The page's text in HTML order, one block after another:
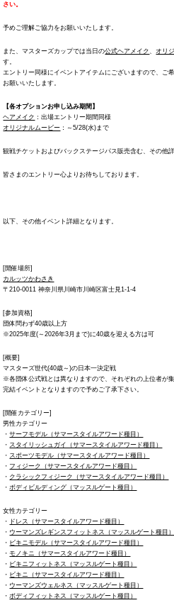
さい。
予めご理解ご協力をお願いいたします。
また、マスターズカップでは当日の公式ヘアメイク 、オリ
す。
エントリー同様にイベントアイテムにございますので、ご
お願いいたします。
【各オプションお申し込み期間】
ヘアメイク ：出場エントリー期間同様
オリジナルムービー ：～5/28(水)まで
観戦チケットおよびバックステージパス販売含む、その他
皆さまのエントリー心よりお待ちしております。
以下、その他イベント詳細となります。
[開催場所]
カルッツかわさき
〒210-0011 神奈川県川崎市川崎区富士見1-1-4
[参加資格]
団体問わず40歳以上方
※2025年度(～2026年3月まで)に40歳を迎える方は可
[概要]
マスターズ世代(40歳～)の日本一決定戦
※各団体公式戦とは異なりますので、それぞれの上位者が
完結イベントとなりますので予めご了承下さい。
[開催カテゴリー]
男性カテゴリー
・サーフモデル（サマースタイルアワード種目）
・ スタイリッシュガイ（サマースタイルアワード種目）
・ スポーツモデル（サマースタイルアワード種目）
・ フィジーク（サマースタイルアワード種目）
・ クラシックフィジーク（サマースタイルアワード種目）
・ボディビルディング（マッスルゲート種目）
女性カテゴリー
・ ドレス（サマースタイルアワード種目）
・ ウーマンズレギンスフィットネス（マッスルゲート種目）
・ ビキニモデル（サマースタイルアワード種目）
・モノキニ（サマースタイルアワード種目）
・ ビキニフィットネス（マッスルゲート種目）
・ ビキニ（サマースタイルアワード種目）
・ ウーマンズウェルネス（マッスルゲート種目）
・ボディフィットネス（マッスルゲート種目）